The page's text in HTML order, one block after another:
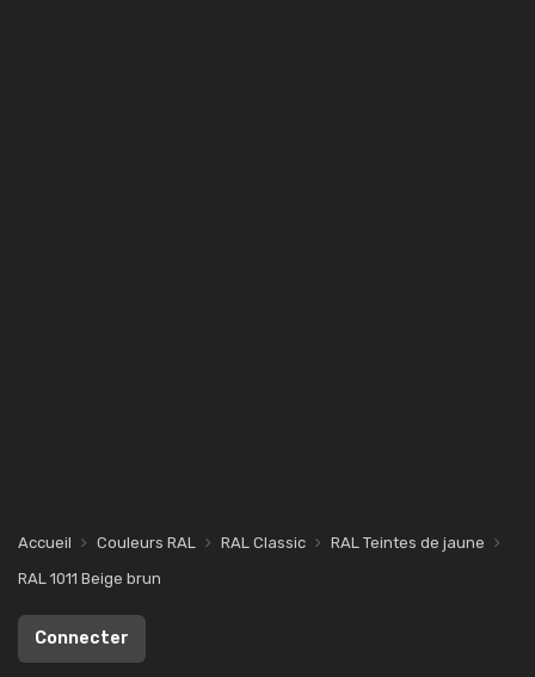
Accueil Couleurs RAL RAL Classic
RAL Teintes de jaune
RAL 1011 Beige brun
Connecter